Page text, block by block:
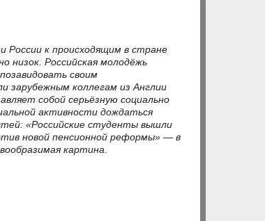
России к происходящим в стране
низок. Российская молодёжь
своим
зарубежным коллегам из Англии
собой серьёзную социально
активности дождаться
«Российские студенты вышли
новой пенсионной реформы» — в
картина.